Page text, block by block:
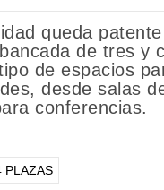
queda
de tres y
de espacios
desde salas
conferencias.
PLAZAS